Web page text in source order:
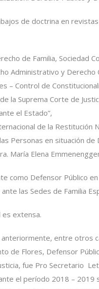
de doctrina en
de Familia, Sociedad
Administrativo y Derecho
– Control de
la Suprema Corte de
el Estado”,
de la Restitución
Personas en situación
María Elena
como Defensor Público
las Sedes de Familia
extensa.
anteriormente, entre otros
de Flores, Defensor
fue Pro Secretario
el período 2018 –